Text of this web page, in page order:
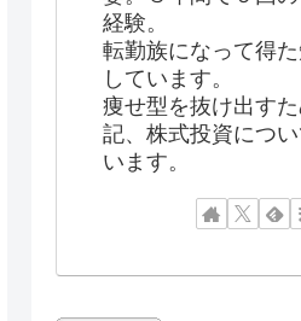
経験。
転勤族になって得
しています。
痩せ型を抜け出す
記、株式投資につ
います。